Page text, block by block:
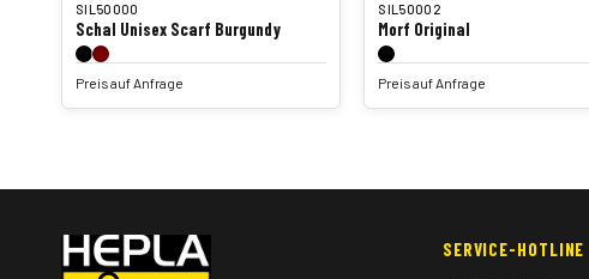
SIL50000
Schal Unisex Scarf Burgundy
Preis auf Anfrage
SIL50002
Morf Original
Preis auf Anfrage
SERVICE-HOTLINE